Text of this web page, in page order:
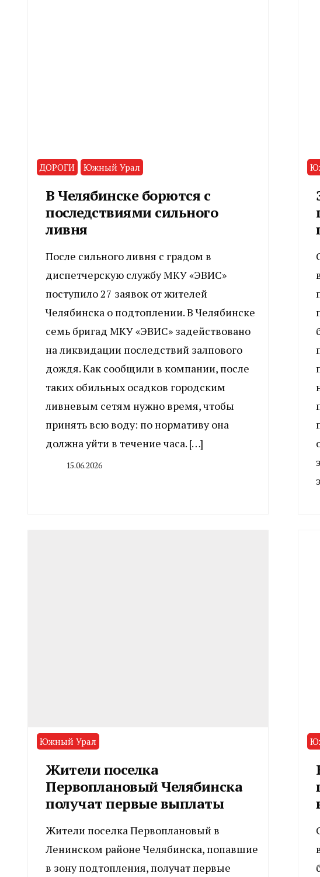
ДОРОГИ Южный Урал
В Челябинске борются с
последствиями сильного
ливня
После сильного ливня с градом в
диспетчерскую службу МКУ «ЭВИС»
поступило 27 заявок от жителей
Челябинска о подтоплении. В Челябинске
семь бригад МКУ «ЭВИС» задействовано
на ликвидации последствий залпового
дождя. Как сообщили в компании, после
таких обильных осадков городским
ливневым сетям нужно время, чтобы
принять всю воду: по нормативу она
должна уйти в течение часа. […]
15.06.2026
Южный Урал
Жители поселка
Первоплановый Челябинска
получат первые выплаты
Жители поселка Первоплановый в
Ленинском районе Челябинска, попавшие
в зону подтопления, получат первые